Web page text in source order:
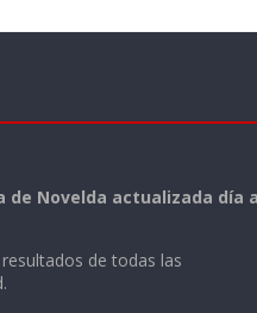
Novelda actualizada día a
de todas las